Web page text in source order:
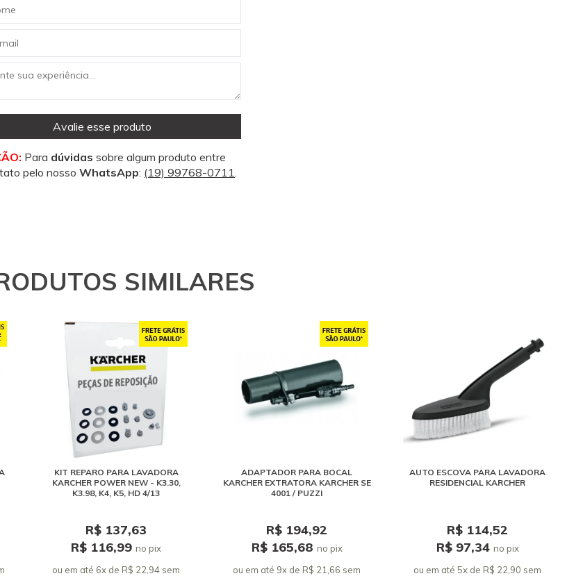
Avalie esse produto
Para dúvidas sobre algum produto entre
pelo nosso WhatsApp: (19) 99768-0711.
SIMILARES
KIT REPARO PARA LAVADORA
KARCHER POWER NEW - K3.30,
K3.98, K4, K5, HD 4/13
R$ 137,63
R$ 116,99 no pix
ou em até 6x de R$ 22,94 sem
ADAPTADOR PARA BOCAL
KARCHER EXTRATORA KARCHER SE
4001 / PUZZI
R$ 194,92
R$ 165,68 no pix
ou em até 9x de R$ 21,66 sem
AUTO ESCOVA PARA LAVADORA
RESIDENCIAL KARCHER
R$ 114,52
R$ 97,34 no pix
ou em até 5x de R$ 22,90 sem